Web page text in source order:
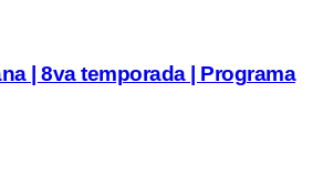
| 8va temporada | Programa